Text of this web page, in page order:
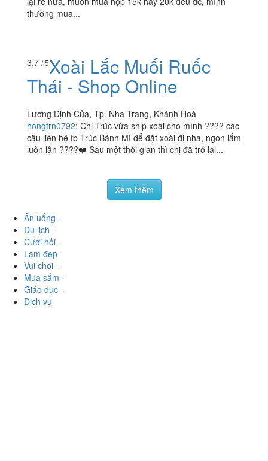
Hoàng Văn Thụ, Tp. Nha Trang, Khánh Hoà
iamkhanhly2190 :Xôi mặn ở đây rất là ngon, mình đã ăn
nhiều chỗ ở Nha Trang r nhưng thấy chỗ này ngon nhất,
lại rẻ nữa, muốn mua hộp 15k hay 20k đều đc, mình
thường mua...
Xoài Lắc Muối Ruốc
Thái - Shop Online
Lương Định Của, Tp. Nha Trang, Khánh Hoà
hongtrn0792
cậu liên hệ fb Trúc Bánh Mì để đặt xoài đi nha, ngon lắm
luôn lận ????❤️ Sau một thời gian thì chị đã trở lại...